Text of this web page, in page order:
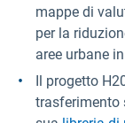
mappe di
per la
aree urbane
Il progetto
trasferimento